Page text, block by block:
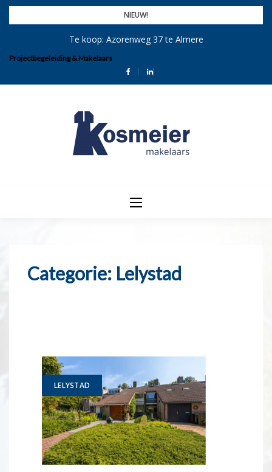
Skip
NIEUW!
Te koop: Azorenweg 37 te Almere
Projectbegeleiding & Makelaars
Categorie: Lelystad
LELYSTAD